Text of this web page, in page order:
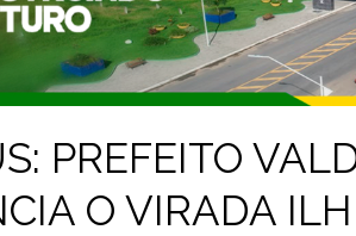
PREFEITO
O VIRADA